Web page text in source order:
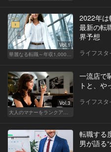
Vol.1
2022年は
最新の転
界予想
ライフスタ
Vol.3
一流店で
トと、や
ライフスタ
転職する
男が語る